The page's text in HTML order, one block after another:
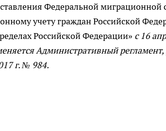
Федеральной миграционной
учету граждан Российской
Российской Федерации» с 16
Административный
г. № 984.